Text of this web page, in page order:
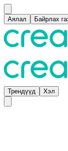
Аялал Байрлах
Трендүүд Хэл